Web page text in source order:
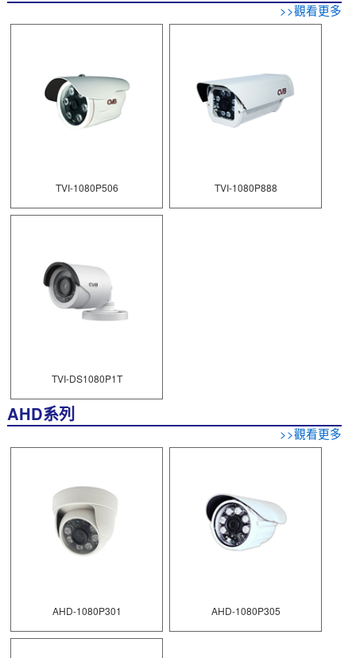
>>觀看更多
TVI-1080P506 TVI-1080P888
TVI-DS1080P1T
AHD系列
>>觀看更多
AHD-1080P301 AHD-1080P305